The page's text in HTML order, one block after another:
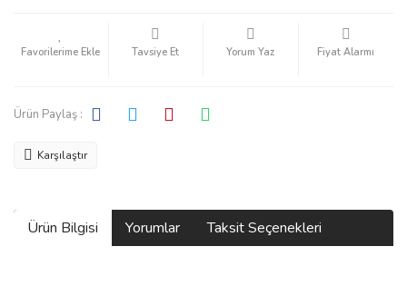
Tavsiye Et Yorum Yaz Fiyat Alarmı
Ürün Paylaş :
Karşılaştır
Ürün Bilgisi Yorumlar Taksit Seçenekleri